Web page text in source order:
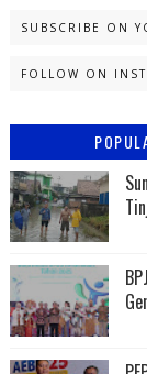
SUBSCRIBE ON
FOLLOW ON